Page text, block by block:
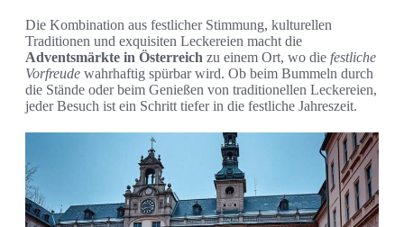
Die Kombination aus festlicher Stimmung, kulturellen
Traditionen und exquisiten Leckereien macht die
Adventsmärkte in Österreich zu einem Ort, wo die festliche
Vorfreude wahrhaftig spürbar wird. Ob beim Bummeln durch
die Stände oder beim Genießen von traditionellen Leckereien,
jeder Besuch ist ein Schritt tiefer in die festliche Jahreszeit.